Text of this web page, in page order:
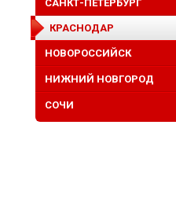
САНКТ-ПЕТЕРБУРГ
КРАСНОДАР
НОВОРОССИЙСК
НИЖНИЙ НОВГОРОД
СОЧИ